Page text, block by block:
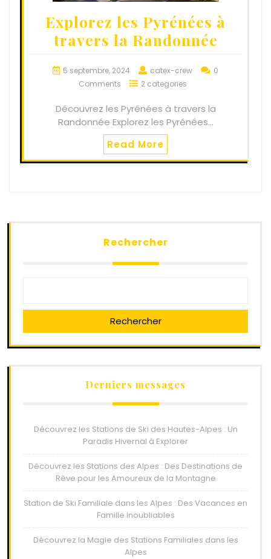
Explorez les Pyrénées à
travers la Randonnée
5 septembre, 2024 catex-crew
0
Comments
2 categories
Découvrez les Pyrénées à travers la
Randonnée Explorez les Pyrénées…
Read More
Rechercher
Rechercher
Derniers messages
Découvrez les Stations de Ski des Hautes-Alpes : Un
Paradis Hivernal à Explorer
Découvrez les Stations des Alpes : Des Destinations de
Rêve pour les Amoureux de la Montagne
Station de Ski Familiale dans les Alpes : Des Vacances en
Famille Inoubliables
Découvrez la Magie des Stations Familiales dans les
Alpes